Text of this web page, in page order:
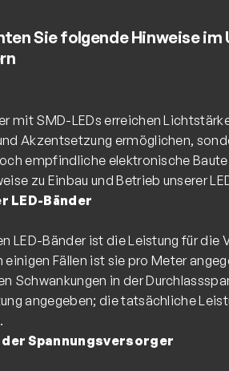
Sie folgende Hinweise im
mit SMD-LEDs erreichen
Akzentsetzung ermöglichen,
empfindliche elektronische
LED-Bänder
LED-Bänder ist die Leistung für die
einigen Fällen ist sie pro Meter
Schwankungen in der
angegeben; die tatsächliche
der Spannungsversorger